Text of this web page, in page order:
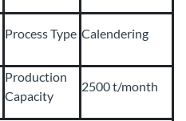
Process Type Calendering
Production
Capacity
2500 t/month